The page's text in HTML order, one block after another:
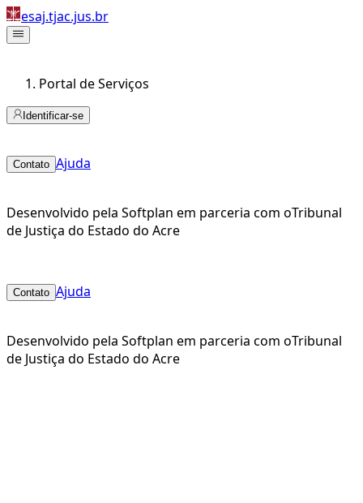
esaj.tjac.jus.br
Portal de Serviços
Identificar-se
Contato Ajuda
Desenvolvido pela Softplan em parceria com oTribunal
de Justiça do Estado do Acre
Contato Ajuda
Desenvolvido pela Softplan em parceria com oTribunal
de Justiça do Estado do Acre